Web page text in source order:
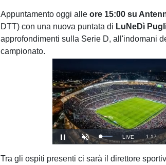
Appuntamento oggi alleore 15:00 su
DTT) con una nuova puntata di LuNeDì
approfondimenti sulla Serie D, all'indomani
campionato.
Pause
Unmute
Loaded:
100.00%
Seek to live,
LIVE -1:16
Tra gli ospiti presenti ci sarà il direttore